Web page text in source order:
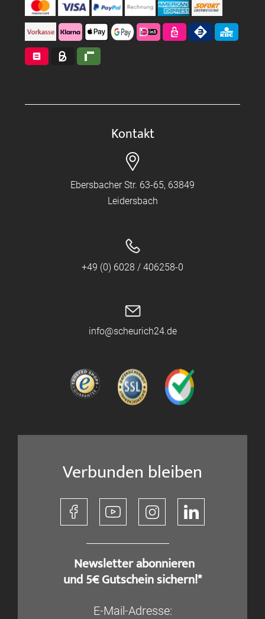
Kontakt
Ebersbacher Str. 63-65, 63849
Leidersbach
+49 (0) 6028 / 406258-0
info@scheurich24.de
Verbunden bleiben
​ Newsletter abonnieren
und 5€ Gutschein sichern!*
E-Mail-Adresse: